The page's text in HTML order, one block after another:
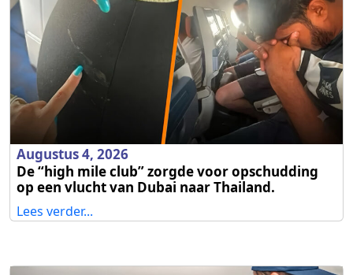
Augustus 4, 2026
De “high mile club” zorgde voor opschudding
op een vlucht van Dubai naar Thailand.
Lees verder...